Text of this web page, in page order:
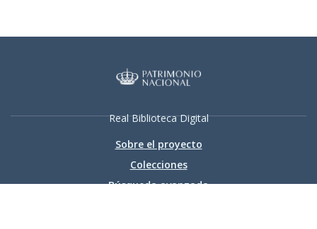
Real Biblioteca Digital
Sobre el proyecto
Colecciones
Búsqueda avanzada